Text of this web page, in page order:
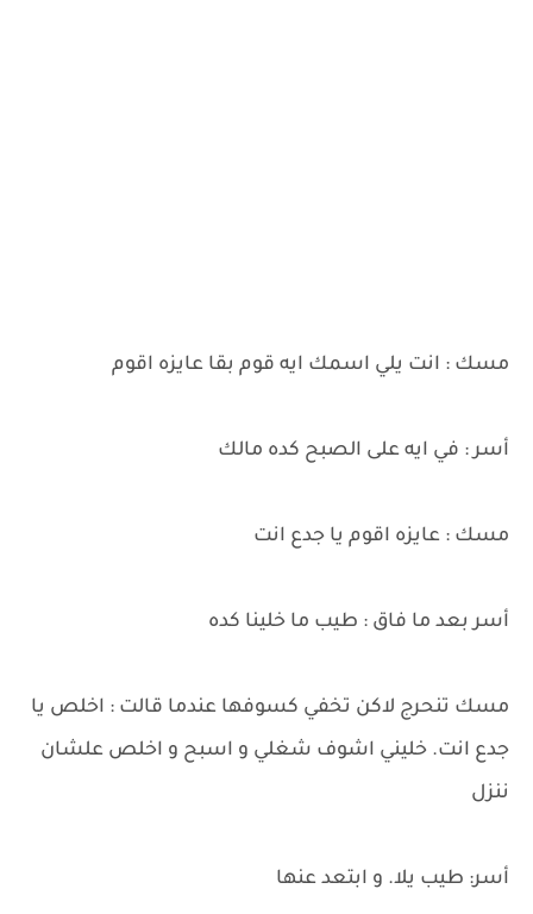
مسك : انت يلي اسمك ايه قوم بقا عايزه اقوم
أسر : في ايه على الصبح كده مالك
مسك : عايزه اقوم يا جدع انت
أسر بعد ما فاق : طيب ما خلينا كده
مسك تنحرج لاكن تخفي كسوفها عندما قالت : اخلص يا
جدع انت. خليني اشوف شغلي و اسبح و اخلص علشان
ننزل
أسر: طيب يلا. و ابتعد عنها